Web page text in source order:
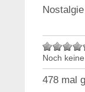
Noch
478 mal